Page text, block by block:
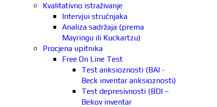
Kvalitativno istraživanje
Intervjui stručnjaka
Analiza sadržaja (prema
Mayringu ili Kuckartzu)
Procjena upitnika
Free On Line Test
Test anksioznosti (BAI -
Beck inventar anksioznosti)
Test depresivnosti (BDI –
Bekov inventar